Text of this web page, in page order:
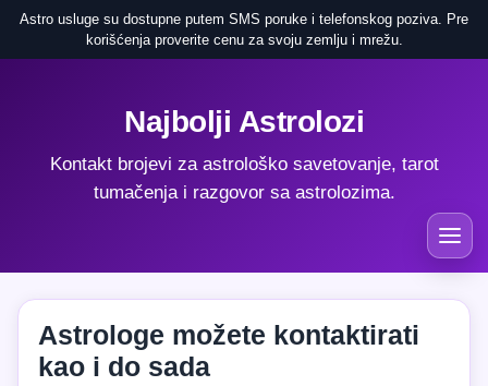
Astro usluge su dostupne putem SMS poruke i telefonskog poziva. Pre
korišćenja proverite cenu za svoju zemlju i mrežu.
Najbolji Astrolozi
Kontakt brojevi za astrološko savetovanje, tarot
tumačenja i razgovor sa astrolozima.
Astrologe možete kontaktirati
kao i do sada